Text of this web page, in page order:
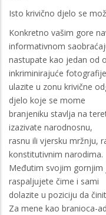
Isto krivično djelo se
Konkretno vašim gore
informativnom
nastupate kao jedan od
inkriminirajuće fotografije
ulazite u zonu krivične
djelo koje se mome
branjeniku stavlja na
izazivate narodnosnu,
rasnu ili vjersku mržnju,
konstitutivnim narodima.
Međutim svojim gornjim
raspaljujete čime i sami
dolazite u poziciju da
Za mene kao branioca-